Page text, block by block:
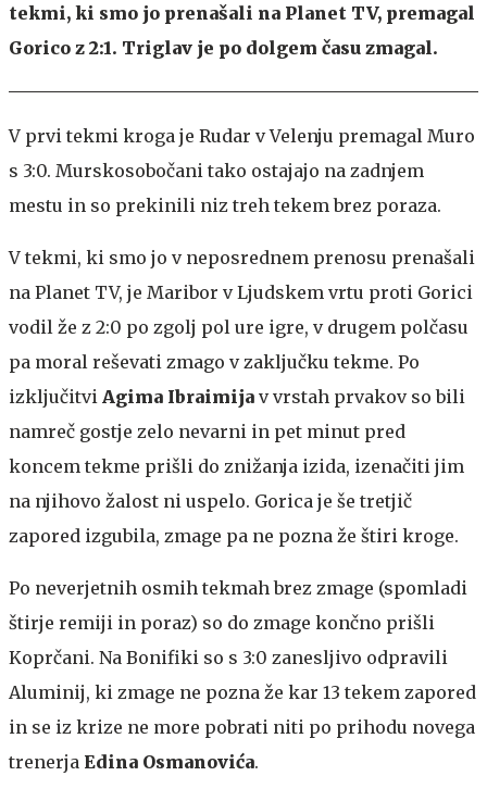
tekmi, ki smo jo prenašali na Planet TV, premagal
Gorico z 2:1. Triglav je po dolgem času zmagal.
V prvi tekmi kroga je Rudar v Velenju premagal Muro
s 3:0. Murskosobočani tako ostajajo na zadnjem
mestu in so prekinili niz treh tekem brez poraza.
V tekmi, ki smo jo v neposrednem prenosu prenašali
na Planet TV, je Maribor v Ljudskem vrtu proti Gorici
vodil že z 2:0 po zgolj pol ure igre, v drugem polčasu
pa moral reševati zmago v zaključku tekme. Po
izključitvi Agima Ibraimija v vrstah prvakov so bili
namreč gostje zelo nevarni in pet minut pred
koncem tekme prišli do znižanja izida, izenačiti jim
na njihovo žalost ni uspelo. Gorica je še tretjič
zapored izgubila, zmage pa ne pozna že štiri kroge.
Po neverjetnih osmih tekmah brez zmage (spomladi
štirje remiji in poraz) so do zmage končno prišli
Koprčani. Na Bonifiki so s 3:0 zanesljivo odpravili
Aluminij, ki zmage ne pozna že kar 13 tekem zapored
in se iz krize ne more pobrati niti po prihodu novega
trenerja Edina Osmanovića.